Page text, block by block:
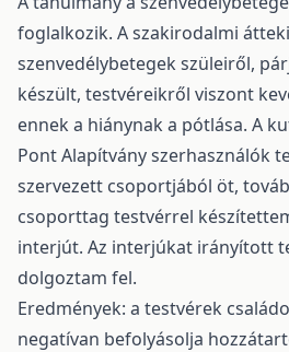
foglalkozik. A szakirodalmi
szenvedélybetegek szüleiről,
készült, testvéreikről viszont
ennek a hiánynak a pótlása. A
Pont Alapítvány szerhasználók
szervezett csoportjából öt,
csoporttag testvérrel
interjút. Az interjúkat irányított
dolgoztam fel.
Eredmények: a testvérek
negatívan befolyásolja